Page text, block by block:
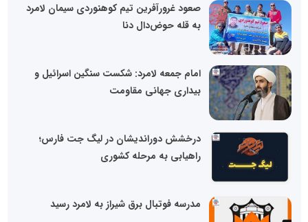
صعود غرورآفرین تیم کوهنوردی سیمان لامرد
به قله حوض‌دال دنا
امام جمعه لامرد: شکست سنگین اسرائیل و
بیداری جهانی مقاومت
درخشش دوراندیشان در لیگ جت فارس؛
راهیابی به مرحله کشوری
مدرسه فوتبال برق شیراز به لامرد رسید